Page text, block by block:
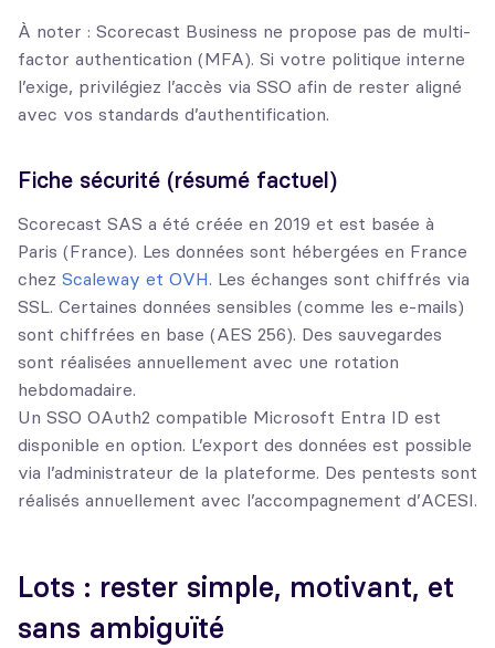
À noter : Scorecast Business ne propose pas de multi-
factor authentication (MFA). Si votre politique interne
l’exige, privilégiez l’accès via SSO afin de rester aligné
avec vos standards d’authentification.
Fiche sécurité (résumé factuel)
Scorecast SAS a été créée en 2019 et est basée à
Paris (France). Les données sont hébergées en France
chez Scaleway et OVH. Les échanges sont chiffrés via
SSL. Certaines données sensibles (comme les e-mails)
sont chiffrées en base (AES 256). Des sauvegardes
sont réalisées annuellement avec une rotation
hebdomadaire.
Un SSO OAuth2 compatible Microsoft Entra ID est
disponible en option. L’export des données est possible
via l’administrateur de la plateforme. Des pentests sont
réalisés annuellement avec l’accompagnement d’ACESI.
Lots : rester simple, motivant, et
sans ambiguïté